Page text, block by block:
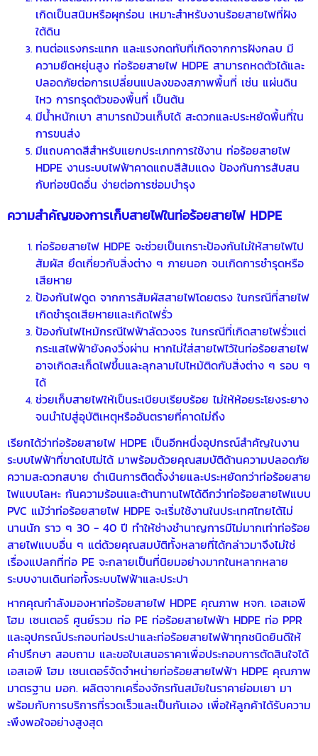
เกิดเป็นสนิมหรือผุกร่อน เหมาะสำหรับงานร้อยสายไฟที่ฝัง
ใต้ดิน
ทนต่อแรงกระแทก และแรงกดทับที่เกิดจากการฝังกลบ มี
ความยืดหยุ่นสูง ท่อร้อยสายไฟ HDPE สามารถหดตัวได้และ
ปลอดภัยต่อการเปลี่ยนแปลงของสภาพพื้นที่ เช่น แผ่นดิน
ไหว การทรุดตัวของพื้นที่ เป็นต้น
มีน้ำหนักเบา สามารถม้วนเก็บได้ สะดวกและประหยัดพื้นที่ใน
การขนส่ง
มีแถบคาดสีสำหรับแยกประเภทการใช้งาน ท่อร้อยสายไฟ
HDPE งานระบบไฟฟ้าคาดแถบสีส้มแดง ป้องกันการสับสน
กับท่อชนิดอื่น ง่ายต่อการซ่อมบำรุง
ความสำคัญของการเก็บสายไฟในท่อร้อยสายไฟ HDPE
ท่อร้อยสายไฟ HDPE จะช่วยเป็นเกราะป้องกันไม่ให้สายไฟไป
สัมผัส ยึดเกี่ยวกับสิ่งต่าง ๆ ภายนอก จนเกิดการชำรุดหรือ
เสียหาย
ป้องกันไฟดูด จากการสัมผัสสายไฟโดยตรง ในกรณีที่สายไฟ
เกิดชำรุดเสียหายและเกิดไฟรั่ว
ป้องกันไฟไหม้กรณีไฟฟ้าลัดวงจร ในกรณีที่เกิดสายไฟรั่วแต่
กระแสไฟฟ้ายังคงวิ่งผ่าน หากไม่ใ่ส่สายไฟไว้ในท่อร้อยสายไฟ
อาจเกิดสะเก็ดไฟขึ้นและลุกลามไปไหม้ติดกับสิ่งต่าง ๆ รอบ ๆ
ได้
ช่วยเก็บสายไฟให้เป็นระเบียบเรียบร้อย ไม่ให้ห้อยระโยงระยาง
จนนำไปสู่อุบัติเหตุหรืออันตรายที่คาดไม่ถึง
เรียกได้ว่าท่อร้อยสายไฟ HDPE เป็นอีกหนึ่งอุปกรณ์สำคัญในงาน
ระบบไฟฟ้าที่ขาดไปไม่ได้ มาพร้อมด้วยคุณสมบัติด้านความปลอดภัย
ความสะดวกสบาย ดำเนินการติดตั้งง่ายและประหยัดกว่าท่อร้อยสาย
ไฟแบบโลหะ กันความร้อนและต้านทานไฟได้ดีกว่าท่อร้อยสายไฟแบบ
PVC แม้ว่าท่อร้อยสายไฟ HDPE จะเริ่มใช้งานในประเทศไทยได้ไม่
นานนัก ราว ๆ 30 - 40 ปี ทำให้ช่างชำนาญการมีไม่มากเท่าท่อร้อย
สายไฟแบบอื่น ๆ แต่ด้วยคุณสมบัติทั้งหลายที่ได้กล่าวมาจึงไม่ใช่
เรื่องแปลกที่ท่อ PE จะกลายเป็นที่นิยมอย่างมากในหลากหลาย
ระบบงานเดินท่อทั้งระบบไฟฟ้าและประปา
หากคุณกำลังมองหาท่อร้อยสายไฟ HDPE คุณภาพ หจก. เอสเอพี
โฮม เซนเตอร์ ศูนย์รวม ท่อ PE ท่อร้อยสายไฟฟ้า HDPE ท่อ PPR
และอุปกรณ์ประกอบท่อประปาและท่อร้อยสายไฟฟ้าทุกชนิดยินดีให้
คำปรึกษา สอบถาม และขอใบเสนอราคาเพื่อประกอบการตัดสินใจได้
เอสเอพี โฮม เซนเตอร์จัดจำหน่ายท่อร้อยสายไฟฟ้า HDPE คุณภาพ
มาตรฐาน มอก. ผลิตจากเครื่องจักรทันสมัยในราคาย่อมเยา มา
พร้อมกับการบริการที่รวดเร็วและเป็นกันเอง เพื่อให้ลูกค้าได้รับความ
ะพึงพอใจอย่างสูงสุด